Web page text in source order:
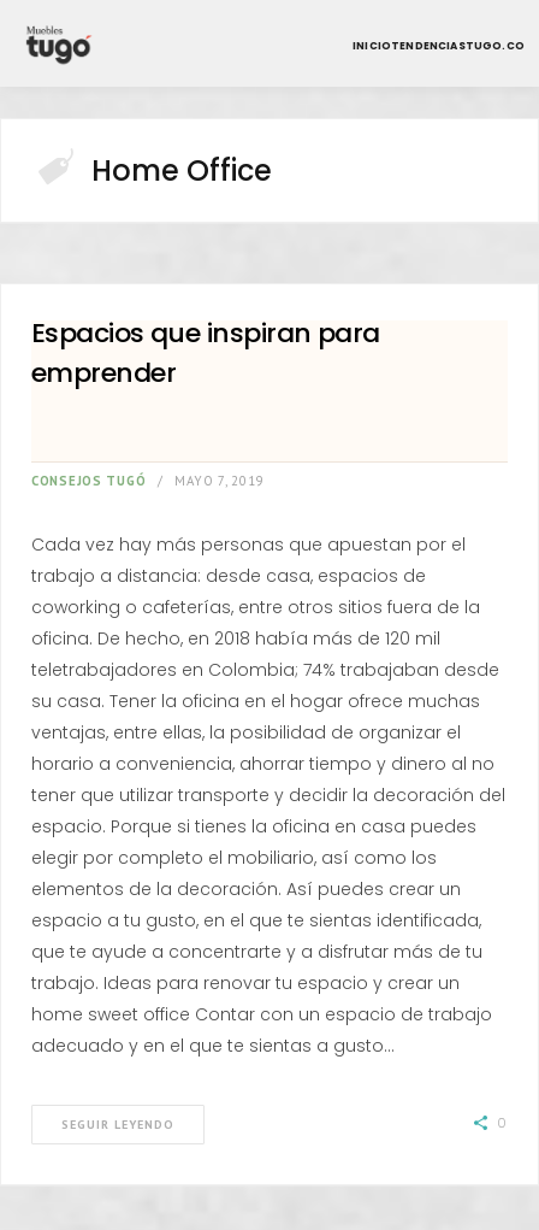
Home Office
Espacios que inspiran para
emprender
CONSEJOS TUGÓ MAYO 7, 2019
Cada vez hay más personas que apuestan por el
trabajo a distancia: desde casa, espacios de
coworking o cafeterías, entre otros sitios fuera de la
oficina. De hecho, en 2018 había más de 120 mil
teletrabajadores en Colombia; 74% trabajaban desde
su casa. Tener la oficina en el hogar ofrece muchas
ventajas, entre ellas, la posibilidad de organizar el
horario a conveniencia, ahorrar tiempo y dinero al no
tener que utilizar transporte y decidir la decoración del
espacio. Porque si tienes la oficina en casa puedes
elegir por completo el mobiliario, así como los
elementos de la decoración. Así puedes crear un
espacio a tu gusto, en el que te sientas identificada,
que te ayude a concentrarte y a disfrutar más de tu
trabajo. Ideas para renovar tu espacio y crear un
home sweet office Contar con un espacio de trabajo
adecuado y en el que te sientas a gusto…
SEGUIR LEYENDO 0
INICIOTENDENCIASTUGO.CO